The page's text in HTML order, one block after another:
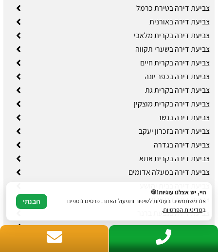
צביעת דירה בטירת כרמל
צביעת דירה באורנית
צביעת דירה בקרית מלאכי
צביעת דירה בשערי תקווה
צביעת דירה בקרית חיים
צביעת דירה בכפר יונה
צביעת דירה בקרית גת
צביעת דירה בקרית מוצקין
צביעת דירה בנשר
צביעת דירה בזכרון יעקב
צביעת דירה בגדרה
צביעת דירה בקרית אתא
צביעת דירה במעלה אדומים
צביעת דירה בנתיבות
צביעת דירה בגבעת ברנר
צביעת דירה באזור
צביעת דירה בלהבים
היי, יש אצלנו עוגיות!🍪
אנו משתמשים בעוגיות לשיפור ותפעול האתר. פרטים נוספים
במדיניות הפרטיות.
הבנתי